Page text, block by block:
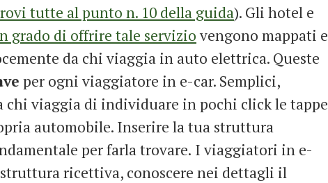
tutte al punto n. 10 della guida). Gli hotel e
grado di offrire tale serviziovengono mappati e
da chi viaggia in auto elettrica. Queste
per ogni viaggiatore in e-car. Semplici,
viaggia di individuare in pochi click le tappe
automobile. Inserire la tua struttura
per farla trovare. I viaggiatori in e-
ricettiva, conoscere nei dettagli il